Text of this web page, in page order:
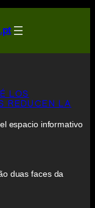
LOS
REDUCEN LA
espacio informativo
duas faces da